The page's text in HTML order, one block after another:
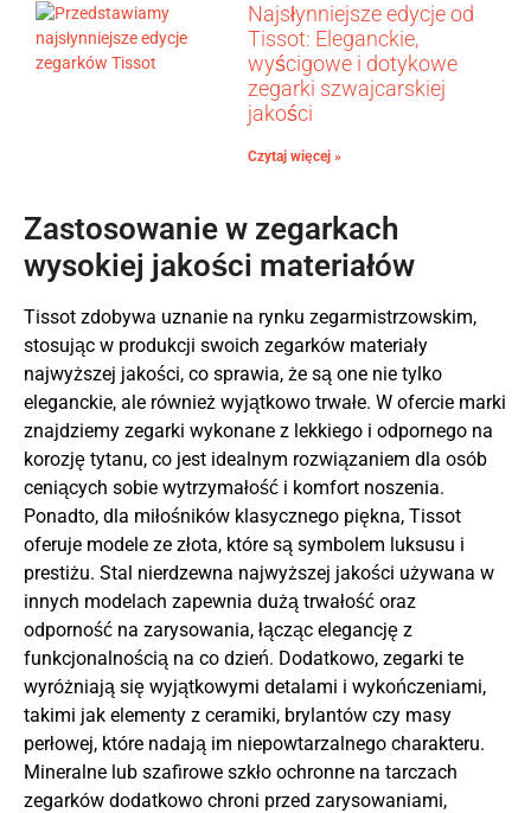
Najsłynniejsze edycje od
Tissot: Eleganckie,
wyścigowe i dotykowe
zegarki szwajcarskiej
jakości
Czytaj więcej »
Zastosowanie w zegarkach
wysokiej jakości materiałów
Tissot zdobywa uznanie na rynku zegarmistrzowskim,
stosując w produkcji swoich zegarków materiały
najwyższej jakości, co sprawia, że są one nie tylko
eleganckie, ale również wyjątkowo trwałe. W ofercie marki
znajdziemy zegarki wykonane z lekkiego i odpornego na
korozję tytanu, co jest idealnym rozwiązaniem dla osób
ceniących sobie wytrzymałość i komfort noszenia.
Ponadto, dla miłośników klasycznego piękna, Tissot
oferuje modele ze złota, które są symbolem luksusu i
prestiżu. Stal nierdzewna najwyższej jakości używana w
innych modelach zapewnia dużą trwałość oraz
odporność na zarysowania, łącząc elegancję z
funkcjonalnością na co dzień. Dodatkowo, zegarki te
wyróżniają się wyjątkowymi detalami i wykończeniami,
takimi jak elementy z ceramiki, brylantów czy masy
perłowej, które nadają im niepowtarzalnego charakteru.
Mineralne lub szafirowe szkło ochronne na tarczach
zegarków dodatkowo chroni przed zarysowaniami,